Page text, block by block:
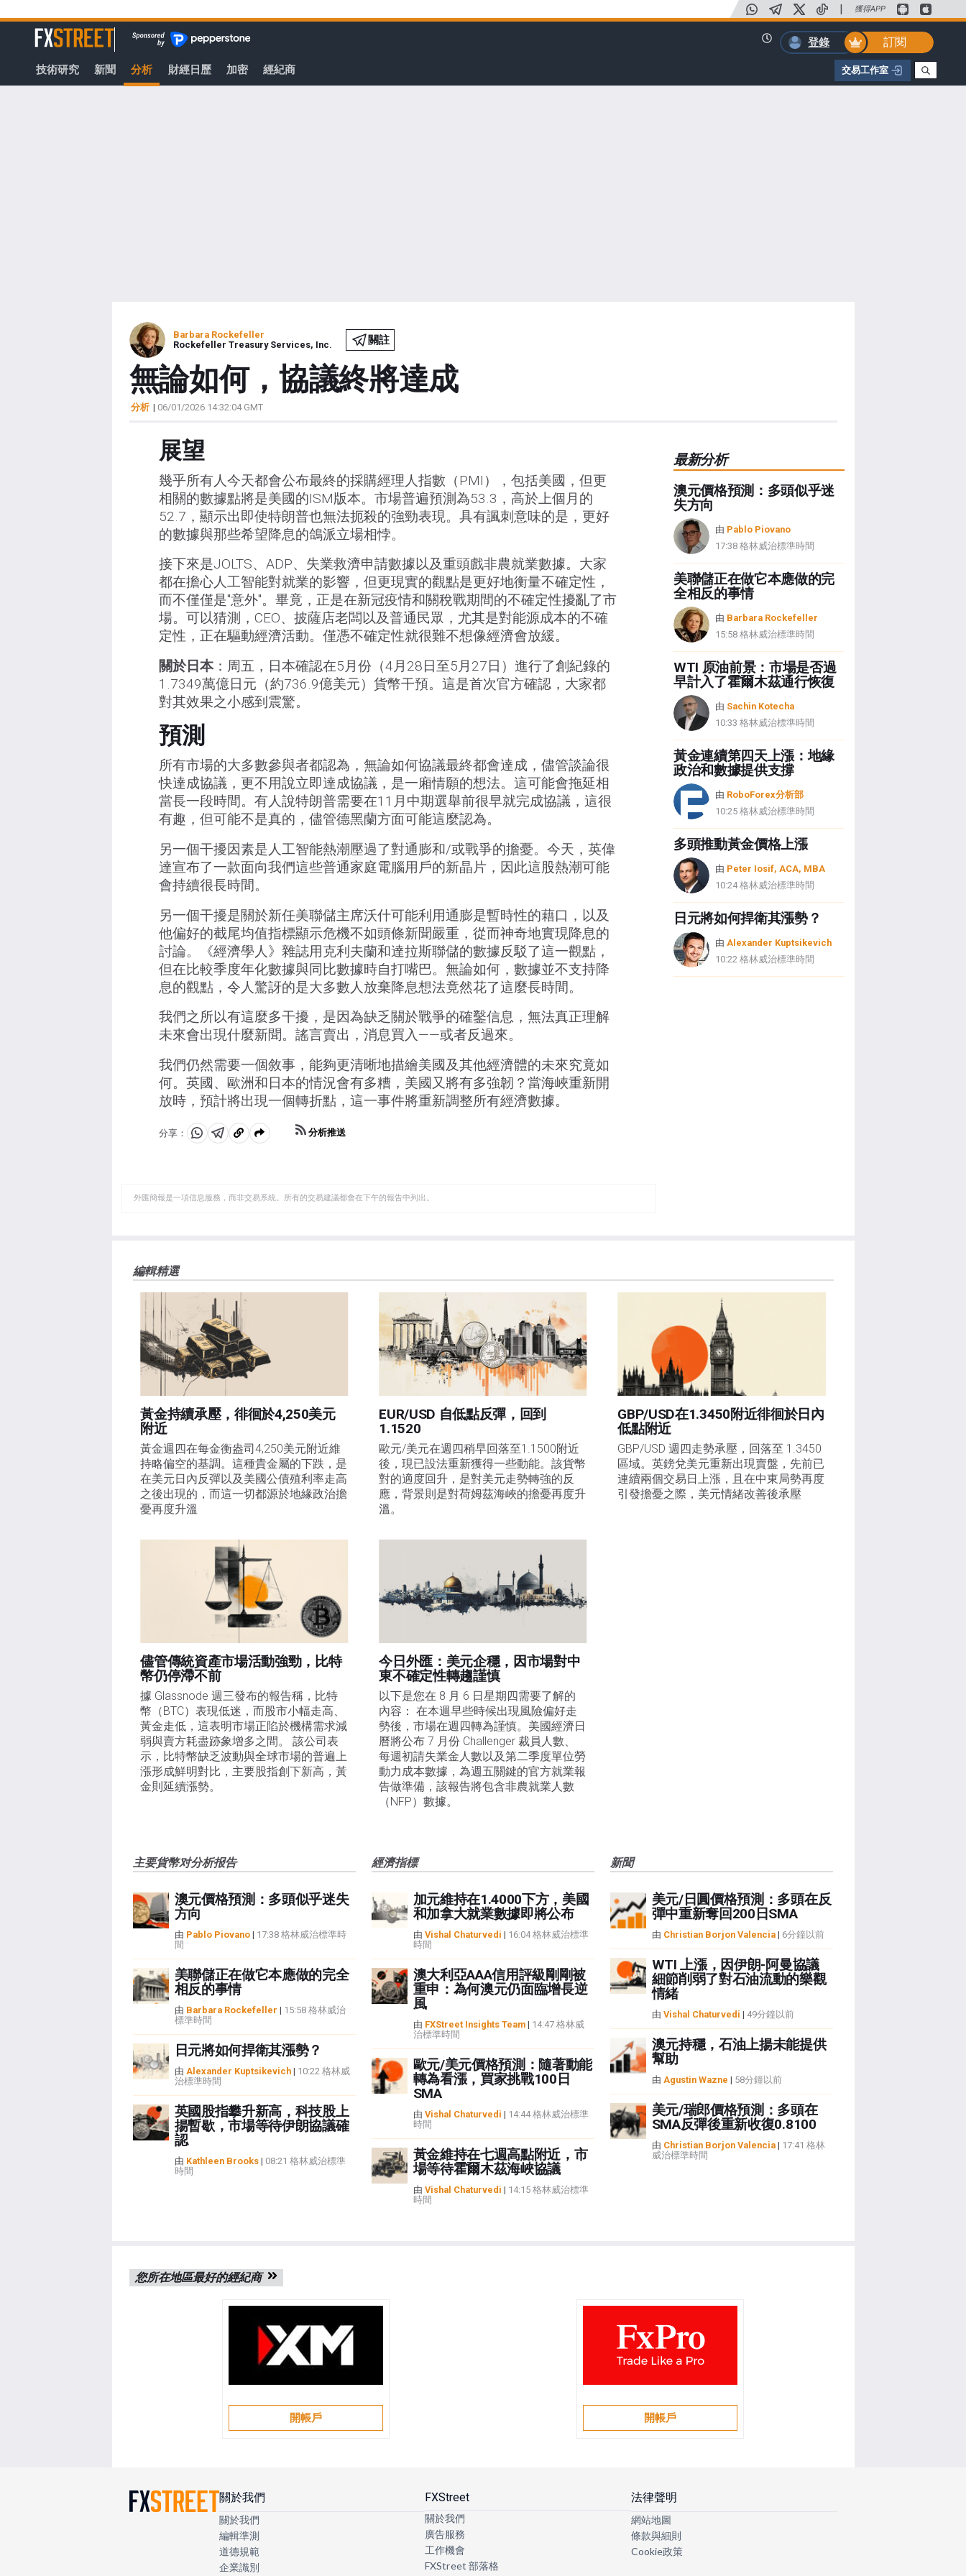
至
容
| 獲得APP
FXStreet
登錄
訂閱
技術研究 新聞 分析 財經日歷 加密 經紀商 交易工作室
Barbara Rockefeller
Rockefeller Treasury Services, Inc.
關註
無論如何，協議終將達成
分析 | 06/01/2026 14:32:04 GMT
展望
幾乎所有人今天都會公布最終的採購經理人指數（PMI），包括美國，但更
相關的數據點將是美國的ISM版本。市場普遍預測為53.3，高於上個月的
52.7，顯示出即使特朗普也無法扼殺的強勁表現。具有諷刺意味的是，更好
的數據與那些希望降息的鴿派立場相悖。
接下來是JOLTS、ADP、失業救濟申請數據以及重頭戲非農就業數據。大家
都在擔心人工智能對就業的影響，但更現實的觀點是更好地衡量不確定性，
而不僅僅是"意外"。畢竟，正是在新冠疫情和關稅戰期間的不確定性擾亂了市
場。可以猜測，CEO、披薩店老闆以及普通民眾，尤其是對能源成本的不確
定性，正在驅動經濟活動。僅憑不確定性就很難不想像經濟會放緩。
關於日本：周五，日本確認在5月份（4月28日至5月27日）進行了創紀錄的
1.7349萬億日元（約736.9億美元）貨幣干預。這是首次官方確認，大家都
對其效果之小感到震驚。
預測
所有市場的大多數參與者都認為，無論如何協議最終都會達成，儘管談論很
快達成協議，更不用說立即達成協議，是一廂情願的想法。這可能會拖延相
當長一段時間。有人說特朗普需要在11月中期選舉前很早就完成協議，這很
有趣，但可能不是真的，儘管德黑蘭方面可能這麼認為。
另一個干擾因素是人工智能熱潮壓過了對通膨和/或戰爭的擔憂。今天，英偉
達宣布了一款面向我們這些普通家庭電腦用戶的新晶片，因此這股熱潮可能
會持續很長時間。
另一個干擾是關於新任美聯儲主席沃什可能利用通膨是暫時性的藉口，以及
他偏好的截尾均值指標顯示危機不如頭條新聞嚴重，從而神奇地實現降息的
討論。《經濟學人》雜誌用克利夫蘭和達拉斯聯儲的數據反駁了這一觀點，
但在比較季度年化數據與同比數據時自打嘴巴。無論如何，數據並不支持降
息的觀點，令人驚訝的是大多數人放棄降息想法竟然花了這麼長時間。
我們之所以有這麼多干擾，是因為缺乏關於戰爭的確鑿信息，無法真正理解
未來會出現什麼新聞。謠言賣出，消息買入——或者反過來。
我們仍然需要一個敘事，能夠更清晰地描繪美國及其他經濟體的未來究竟如
何。英國、歐洲和日本的情況會有多糟，美國又將有多強韌？當海峽重新開
放時，預計將出現一個轉折點，這一事件將重新調整所有經濟數據。
分享：
分
WhatsApp
分
Telegram
複
剪
分析推送
外匯簡報是一項信息服務，而非交易系統。所有的交易建議都會在下午的報告中列出。
最新分析
澳元價格預測：多頭似乎迷
失方向
由 Pablo Piovano
17:38 格林威治標準時間
美聯儲正在做它本應做的完
全相反的事情
由 Barbara Rockefeller
15:58 格林威治標準時間
WTI 原油前景：市場是否過
早計入了霍爾木茲通行恢復
由 Sachin Kotecha
10:33 格林威治標準時間
黃金連續第四天上漲：地緣
政治和數據提供支撐
由 RoboForex分析部
10:25 格林威治標準時間
多頭推動黃金價格上漲
由 Peter Iosif, ACA, MBA
10:24 格林威治標準時間
日元將如何捍衛其漲勢？
由 Alexander Kuptsikevich
10:22 格林威治標準時間
編輯精選
黃金持續承壓，徘徊於4,250美元
附近
黃金週四在每金衡盎司4,250美元附近維
持略偏空的基調。這種貴金屬的下跌，是
在美元日內反彈以及美國公債殖利率走高
之後出現的，而這一切都源於地緣政治擔
憂再度升溫
EUR/USD 自低點反彈，回到
1.1520
歐元/美元在週四稍早回落至1.1500附近
後，現已設法重新獲得一些動能。該貨幣
對的適度回升，是對美元走勢轉強的反
應，背景則是對荷姆茲海峽的擔憂再度升
溫。
GBP/USD在1.3450附近徘徊於日內
低點附近
GBP/USD 週四走勢承壓，回落至 1.3450
區域。英鎊兌美元重新出現賣盤，先前已
連續兩個交易日上漲，且在中東局勢再度
引發擔憂之際，美元情緒改善後承壓
儘管傳統資產市場活動強勁，比特
幣仍停滯不前
據 Glassnode 週三發布的報告稱，比特
幣（BTC）表現低迷，而股市小幅走高、
黃金走低，這表明市場正陷於機構需求減
弱與賣方耗盡跡象增多之間。 該公司表
示，比特幣缺乏波動與全球市場的普遍上
漲形成鮮明對比，主要股指創下新高，黃
金則延續漲勢。
今日外匯：美元企穩，因市場對中
東不確定性轉趨謹慎
以下是您在 8 月 6 日星期四需要了解的
內容： 在本週早些時候出現風險偏好走
勢後，市場在週四轉為謹慎。美國經濟日
曆將公布 7 月份 Challenger 裁員人數、
每週初請失業金人數以及第二季度單位勞
動力成本數據，為週五關鍵的官方就業報
告做準備，該報告將包含非農就業人數
（NFP）數據。
主要貨幣对分析报告
澳元價格預測：多頭似乎迷失
方向
由 Pablo Piovano| 17:38 格林威治標準時
間
美聯儲正在做它本應做的完全
相反的事情
由 Barbara Rockefeller | 15:58 格林威治
標準時間
日元將如何捍衛其漲勢？
由 Alexander Kuptsikevich| 10:22 格林威
治標準時間
英國股指攀升新高，科技股上
揚暫歇，市場等待伊朗協議確
認
由 Kathleen Brooks| 08:21 格林威治標準
時間
經濟指標
加元維持在1.4000下方，美國
和加拿大就業數據即將公布
由 Vishal Chaturvedi | 16:04 格林威治標準
時間
澳大利亞AAA信用評級剛剛被
重申：為何澳元仍面臨增長逆
風
由 FXStreet Insights Team| 14:47 格林威
治標準時間
歐元/美元價格預測：隨著動能
轉為看漲，買家挑戰100日
SMA
由 Vishal Chaturvedi | 14:44 格林威治標準
時間
黃金維持在七週高點附近，市
場等待霍爾木茲海峽協議
由 Vishal Chaturvedi | 14:15 格林威治標準
時間
新聞
美元/日圓價格預測：多頭在反
彈中重新奪回200日SMA
由 Christian Borjon Valencia| 6分鐘以前
WTI 上漲，因伊朗-阿曼協議
細節削弱了對石油流動的樂觀
情緒
由 Vishal Chaturvedi | 49分鐘以前
澳元持穩，石油上揚未能提供
幫助
由 Agustin Wazne | 58分鐘以前
美元/瑞郎價格預測：多頭在
SMA反彈後重新收復0.8100
由 Christian Borjon Valencia| 17:41 格林
威治標準時間
您所在地區最好的經紀商
開帳戶 開帳戶
關於我們
關於我們
編輯準測
道德規範
企業識別
FXStreet
關於我們
廣告服務
工作機會
FXStreet 部落格
法律聲明
網站地圖
條款與細則
Cookie政策